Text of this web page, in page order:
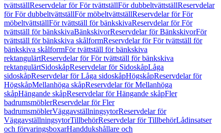
tvättställReservdelar för För tvättställFör dubbeltvättställReservdelar
för För dubbeltvättställFör möbeltvättställReservdelar för För
möbeltvättställFör tvättställ för bänkskivaReservdelar för För
tvättställ för bänkskivaBänkskivorReservdelar för BänkskivorFör
tvättställ för bänkskiva skålformReservdelar för För tvättställ för
bänkskiva skålformFör tvättställ för bänkskiva
rektangulärtReservdelar för För tvättställ för bänkskiva
rektangulärtSidoskåpReservdelar för SidoskåpLåga
sidoskåpReservdelar för Låga sidoskåpHögskåpReservdelar för
HögskåpMellanhöga skåpReservdelar för Mellanhöga
skåpHängande skåpReservdelar för Hängande skåpFler
badrumsmöblerReservdelar för Fler
badrumsmöblerVäggavställningsytorReservdelar för
VäggavställningsytorTillbehörReservdelar för TillbehörLådinsatser
och förvaringsboxarHanddukshållare och